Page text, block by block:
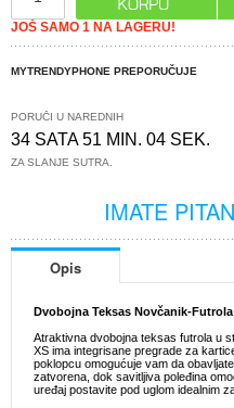
JOŠ SAMO 1 NA LAGERU!
MYTRENDYPHONE PREPORUČUJE
PORUČI U NAREDNIH
34 SATA 51 MIN. 04 SEK.
ZA SLANJE SUTRA.
IMATE
Opis
Dvobojna Teksas Novčanik-
Atraktivna dvobojna teksas futrola u
XS ima integrisane pregrade za
poklopcu omogućuje vam da
zatvorena, dok savitljiva poleđina
uređaj postavite pod uglom idealnim